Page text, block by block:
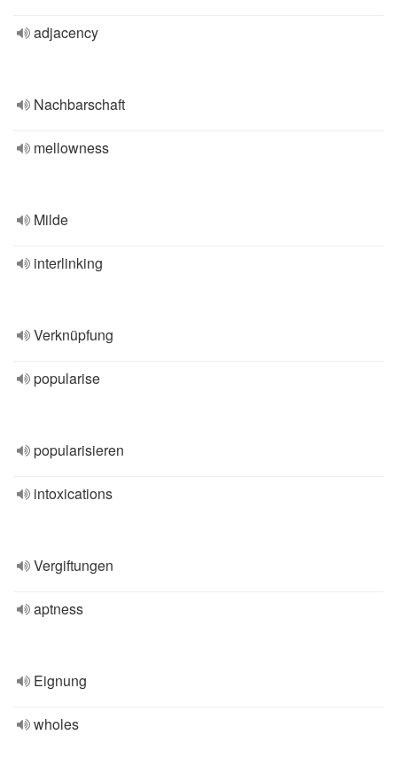
adjacency
Nachbarschaft
mellowness
Milde
interlinking
Verknüpfung
popularise
popularisieren
intoxications
Vergiftungen
aptness
Eignung
wholes